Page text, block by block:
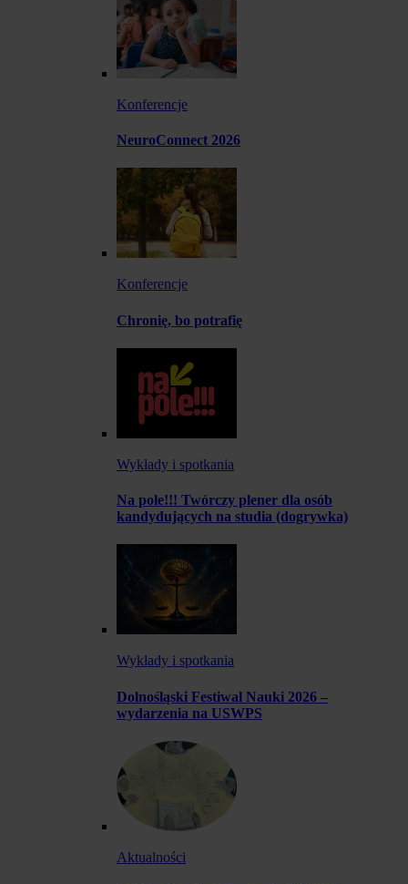
Konferencje
NeuroConnect 2026
Konferencje
Chronię, bo potrafię
Wykłady i spotkania
Na pole!!! Twórczy plener dla osób
kandydujących na studia (dogrywka)
Wykłady i spotkania
Dolnośląski Festiwal Nauki 2026 –
wydarzenia na USWPS
Aktualności